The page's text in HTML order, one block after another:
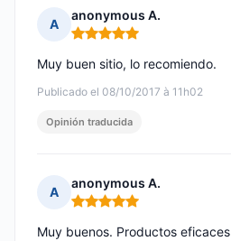
A
anonymous A.
Nota: 5 de 5
Publicado el 08/10/2017 à 11h02
Muy buen sitio, lo recomiendo.
Opinión traducida
A
anonymous A.
Nota: 5 de 5
Muy buenos. Productos eficaces